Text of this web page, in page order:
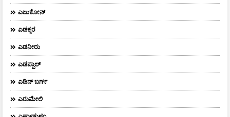
ಎಜುಕೋನ್
ಎಡಕ್ಕರ
ಎಡನೀರು
ಎಡಪ್ಪಾಲ್
ಎಡಿನ್ ಬರ್ಗ್
ಎರುಮೇಲಿ